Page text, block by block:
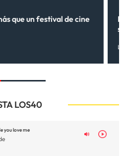
que un festival de cine
LOS40
you love me